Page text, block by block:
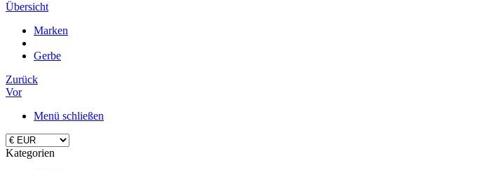
Übersicht
Marken
Gerbe
Zurück
Vor
Menü schließen
Kategorien